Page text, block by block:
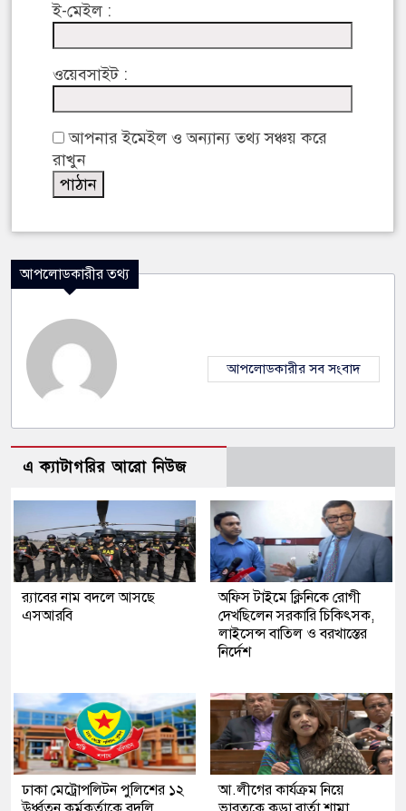
ই-মেইল :
ওয়েবসাইট :
আপনার ইমেইল ও অন্যান্য তথ্য সঞ্চয় করে
রাখুন
আপলোডকারীর তথ্য
আপলোডকারীর সব সংবাদ
এ ক্যাটাগরির আরো নিউজ
র‍্যাবের নাম বদলে আসছে
এসআরবি
অফিস টাইমে ক্লিনিকে রোগী
দেখছিলেন সরকারি চিকিৎসক,
লাইসেন্স বাতিল ও বরখাস্তের
নির্দেশ
ঢাকা মেট্রোপলিটন পুলিশের ১২
আ.লীগের কার্যক্রম নিয়ে